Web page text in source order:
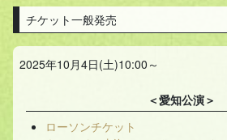
チケット一般発売
2025年10月4日(土)10:00～
＜愛知公演＞
ローソンチケット